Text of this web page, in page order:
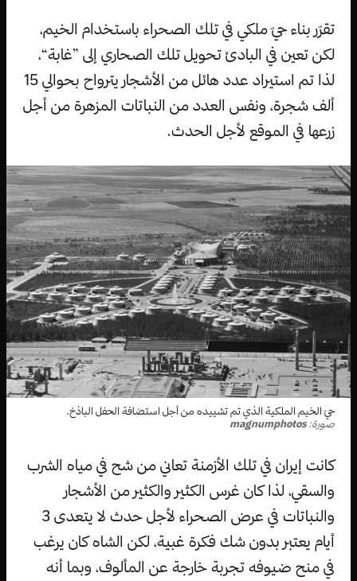
تقرّر بناء حيّ ملكي في تلك الصحراء باستخدام الخيم،
لكن تعين في البادئ تحويل تلك الصحاري إلى ”غابة“،
لذا تم استيراد عدد هائل من الأشجار يترواح بحوالي 15
ألف شجرة، ونفس العدد من النباتات المزهرة من أجل
زرعها في الموقع لأجل الحدث.
حيّ الخيم الملكية الذي تم تشييده من أجل استضافة الحفل الباذخ.
صورة:magnumphotos
كانت إيران في تلك الأزمنة تعاني من شح في مياه الشرب
والسقي، لذا كان غرس الكثير والكثير من الأشجار
والنباتات في عرض الصحراء لأجل حدث لا يتعدى 3
أيام يعتبر بدون شك فكرة غبية، لكن الشاه كان يرغب
في منح ضيوفه تجربة خارجة عن المألوف، وبما أنه